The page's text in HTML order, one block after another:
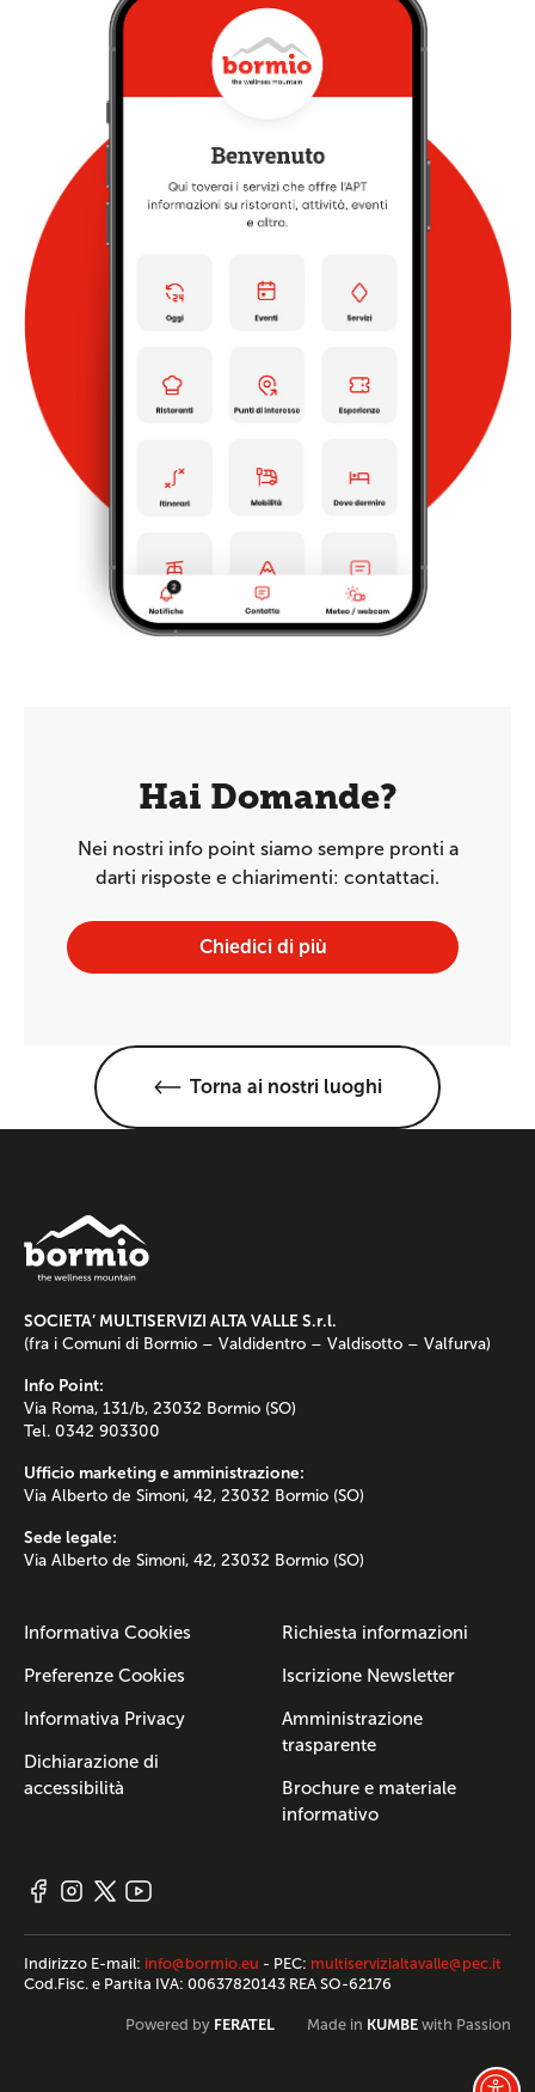
Hai Domande?
Nei nostri info point siamo sempre pronti a
darti risposte e chiarimenti: contattaci.
Chiedici di più
Torna ai nostri luoghi
SOCIETA’ MULTISERVIZI ALTA VALLE S.r.l.
(fra i Comuni di Bormio – Valdidentro – Valdisotto – Valfurva)
Info Point:
Via Roma, 131/b, 23032 Bormio (SO)
Tel. 0342 903300
Ufficio marketing e amministrazione:
Via Alberto de Simoni, 42, 23032 Bormio (SO)
Sede legale:
Via Alberto de Simoni, 42, 23032 Bormio (SO)
Informativa Cookies
Preferenze Cookies
Informativa Privacy
Dichiarazione di
accessibilità
Richiesta informazioni
Iscrizione Newsletter
Amministrazione
trasparente
Brochure e materiale
informativo
Indirizzo E-mail: info@bormio.eu - PEC: multiservizialtavalle@pec.it
Cod.Fisc. e Partita IVA: 00637820143 REA SO-62176
Powered by FERATEL Made in KUMBE with Passion